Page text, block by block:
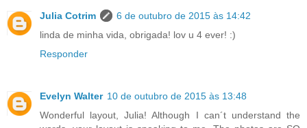
Julia Cotrim
6 de outubro de 2015 às 14:42
linda de minha vida, obrigada! lov u 4 ever! :)
Responder
Evelyn Walter 10 de outubro de 2015 às 13:48
Wonderful layout, Julia! Although I can´t understand the